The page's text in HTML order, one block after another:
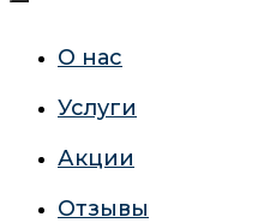
О нас
Услуги
Акции
Отзывы